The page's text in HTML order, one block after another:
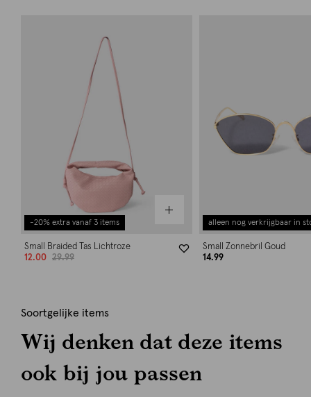
-20% extra vanaf 3 items
Small Braided Tas Lichtroze
12.00
29.99
alleen nog verkrijgbaar in
Small Zonnebril Goud
14.99
Soortgelijke items
Wij denken dat deze items
ook bij jou passen